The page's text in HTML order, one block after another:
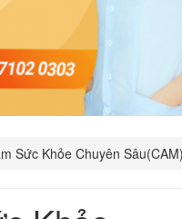
Sức Khỏe Chuyên Sâu(CAM)